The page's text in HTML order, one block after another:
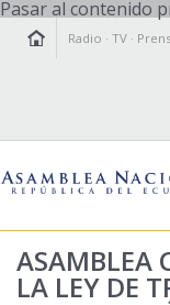
Pasar al contenido
Radio ·TV ·
LA ASAMBLEA
ASAMBLEA
LA LEY DE